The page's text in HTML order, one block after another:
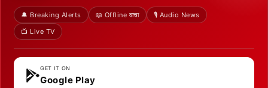
🔔 Breaking Alerts 📖 Offline वाचा
🎙️ Audio News
📺 Live TV
GET IT ON
Google Play